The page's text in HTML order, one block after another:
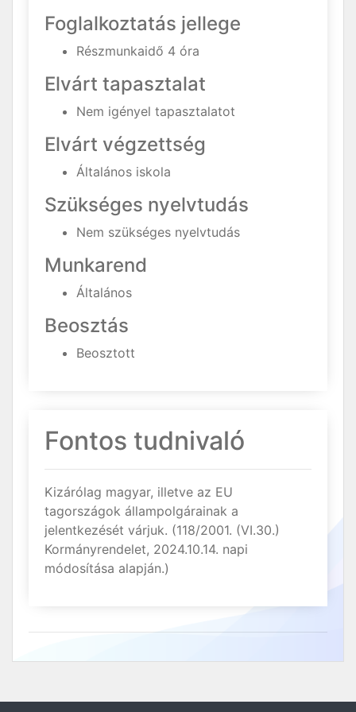
Foglalkoztatás jellege
Részmunkaidő 4 óra
Elvárt tapasztalat
Nem igényel tapasztalatot
Elvárt végzettség
Általános iskola
Szükséges nyelvtudás
Nem szükséges nyelvtudás
Munkarend
Általános
Beosztás
Beosztott
Fontos tudnivaló
Kizárólag magyar, illetve az EU
tagországok állampolgárainak a
jelentkezését várjuk. (118/2001. (VI.30.)
Kormányrendelet, 2024.10.14. napi
módosítása alapján.)